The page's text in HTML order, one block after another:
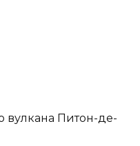
вулкана Питон-де-